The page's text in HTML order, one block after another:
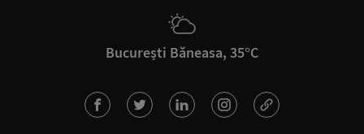
București Băneasa, 35°C